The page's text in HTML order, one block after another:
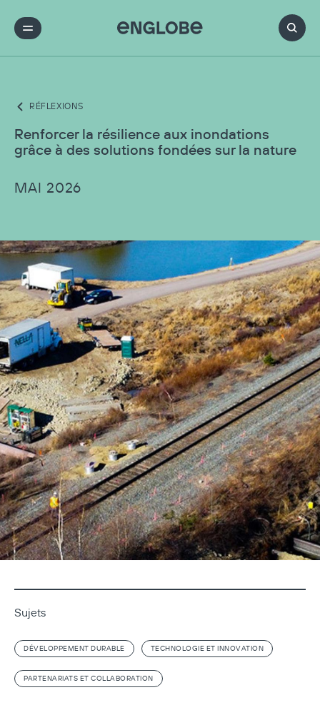
RÉFLEXIONS
Renforcer la résilience aux inondations
grâce à des solutions fondées sur la nature
MAI 2026
Sujets
DÉVELOPPEMENT DURABLE TECHNOLOGIE ET INNOVATION
PARTENARIATS ET COLLABORATION